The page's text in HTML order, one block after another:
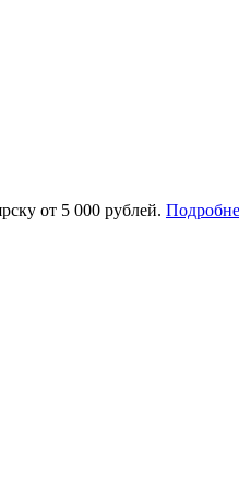
от 5 000 рублей.